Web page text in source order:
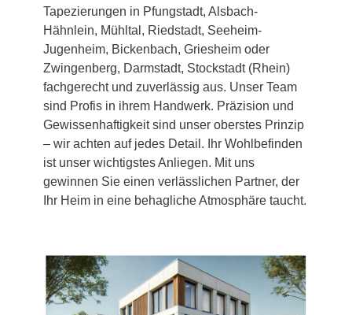
Tapezierungen in Pfungstadt, Alsbach-
Hähnlein, Mühltal, Riedstadt, Seeheim-
Jugenheim, Bickenbach, Griesheim oder
Zwingenberg, Darmstadt, Stockstadt (Rhein)
fachgerecht und zuverlässig aus. Unser Team
sind Profis in ihrem Handwerk. Präzision und
Gewissenhaftigkeit sind unser oberstes Prinzip
– wir achten auf jedes Detail. Ihr Wohlbefinden
ist unser wichtigstes Anliegen. Mit uns
gewinnen Sie einen verlässlichen Partner, der
Ihr Heim in eine behagliche Atmosphäre taucht.